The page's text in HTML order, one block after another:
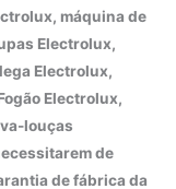
máquina de
Electrolux,
Electrolux,
Electrolux,
louças
de
de fábrica da